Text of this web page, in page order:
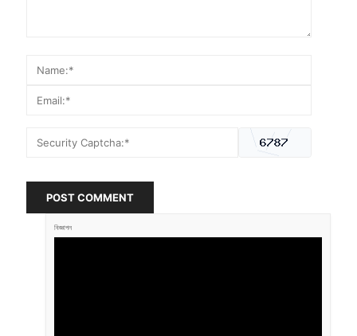
POST COMMENT
বিজ্ঞাপন